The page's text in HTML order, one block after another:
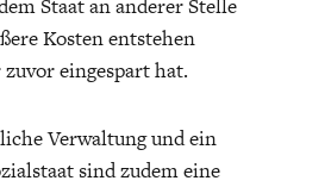
Staat an anderer Stelle
Kosten entstehen
eingespart hat.
Verwaltung und ein
sind zudem eine